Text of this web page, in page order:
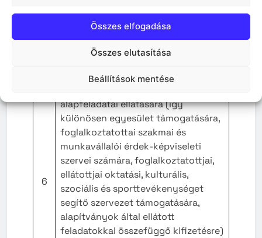
Összes elfogadása
Összes elutasítása
Beállítások mentése
(pályázati kiírások, pályázók adatai,
az elbírálásról készített
emlékeztetők, pályázat eredménye).
6
alapfeladatai ellátására (így
különösen egyesület támogatására,
foglalkoztatottai szakmai és
munkavállalói érdek-képviseleti
szervei számára, foglalkoztatottjai,
ellátottjai oktatási, kulturális,
szociális és sporttevékenységet
segítő szervezet támogatására,
alapítványok által ellátott
feladatokkal összefüggő kifizetésre)